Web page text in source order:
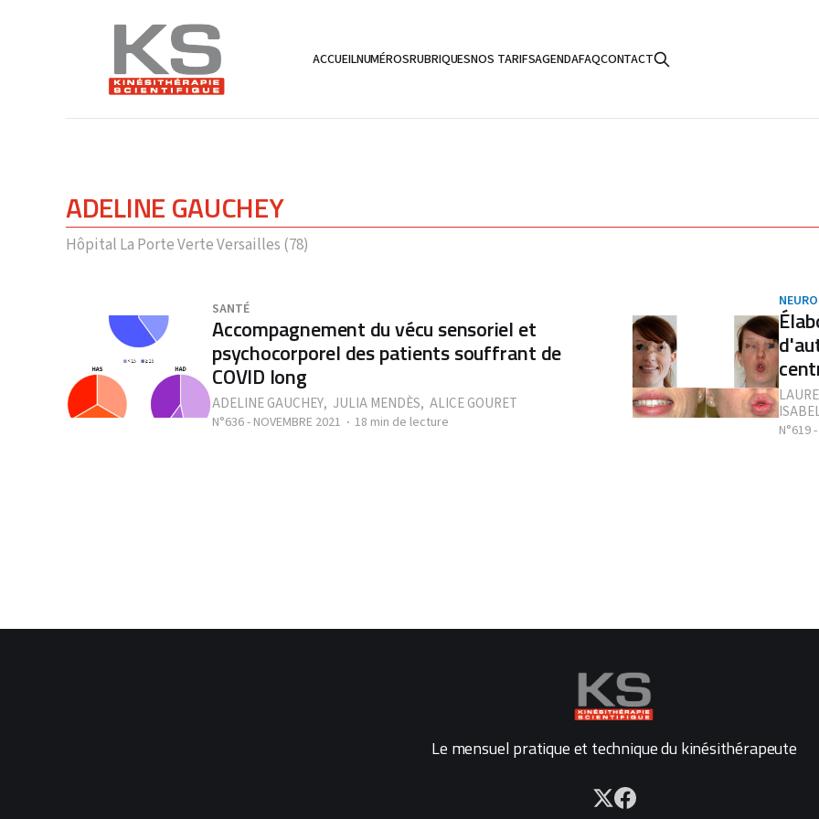
ACCUEILNUMÉROSRUBRIQUESNOS TARIFSAGENDAFAQCONTACT
ADELINE GAUCHEY
Hôpital La Porte Verte Versailles (78)
SANTÉ
Accompagnement du vécu sensoriel et
psychocorporel des patients souffrant de
COVID long
ADELINE GAUCHEY, JULIA MENDÈS, ALICE GOURET
N°636 - NOVEMBRE 2021 18 min de lecture N°619
Le mensuel pratique et technique du kinésithérapeute